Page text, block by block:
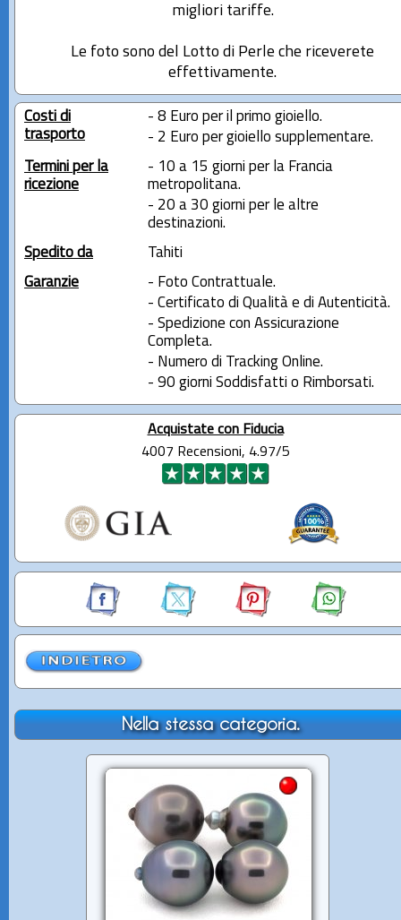
migliori tariffe.
Le foto sono del Lotto di Perle che riceverete
effettivamente.
Costi di
trasporto
- 8 Euro per il primo gioiello.
- 2 Euro per gioiello supplementare.
Termini per la
ricezione
- 10 a 15 giorni per la Francia
metropolitana.
- 20 a 30 giorni per le altre
destinazioni.
Spedito da
Tahiti
Garanzie
- Foto Contrattuale.
- Certificato di Qualità e di Autenticità.
- Spedizione con Assicurazione
Completa.
- Numero di Tracking Online.
- 90 giorni Soddisfatti o Rimborsati.
Acquistate con Fiducia
4007 Recensioni, 4.97/5
Nella stessa categoria.